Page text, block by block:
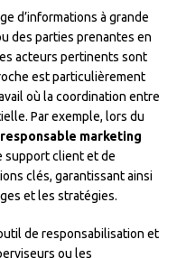
d’informations à grande
des parties prenantes en
acteurs pertinents sont
est particulièrement
où la coordination entre
Par exemple, lors du
responsable marketing
support client et de
clés, garantissant ainsi
et les stratégies.
de responsabilisation et
ou les